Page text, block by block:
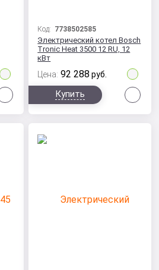
Код: 7738502585
Электрический котел Bosch
Tronic Heat 3500 12 RU, 12
кВт
Цена: 92 288 руб.
Купить